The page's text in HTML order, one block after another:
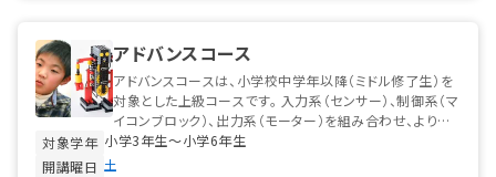
アドバンスコース
アドバンスコースは、小学校中学年以降（ミドル修了生）を
対象とした上級コースです。 入力系（センサー）、制御系（マ
イコンブロック）、出力系（モーター）を組み合わせ、より高
度な自律型ロボットを製作...
対象学年 小学3年生〜小学6年生
開講曜日 土